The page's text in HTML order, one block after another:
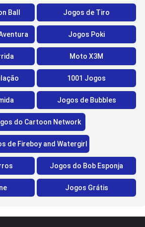
Ball Jogos de Tiro
Jogos Poki
Moto X3M
1001 Jogos
Jogos de Bubbles
do Cartoon Network
de Fireboy and Watergirl
Jogos do Bob Esponja
Jogos Grátis